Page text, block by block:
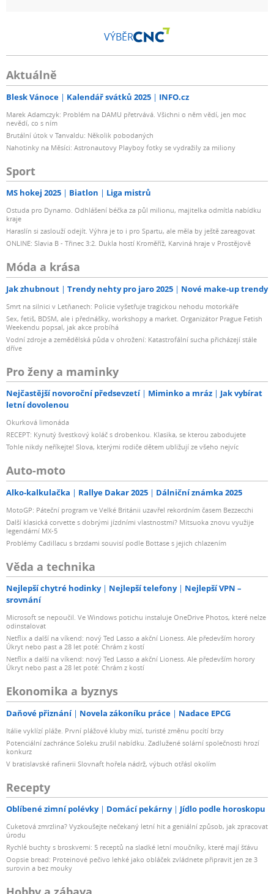
VÝBĚR
Aktuálně
Blesk Vánoce Kalendář svátků 2025 INFO.cz
Marek Adamczyk: Problém na DAMU přetrvává. Všichni o něm vědí, jen moc
nevědí, co s ním
Brutální útok v Tanvaldu: Několik pobodaných
Nahotinky na Měsíci: Astronautovy Playboy fotky se vydražily za miliony
Sport
MS hokej 2025 Biatlon Liga mistrů
Ostuda pro Dynamo. Odhlášení béčka za půl milionu, majitelka odmítla nabídku
kraje
Haraslín si zaslouží odejít. Výhra je to i pro Spartu, ale měla by ještě zareagovat
ONLINE: Slavia B - Třinec 3:2. Dukla hostí Kroměříž, Karviná hraje v Prostějově
Móda a krása
Jak zhubnout Trendy nehty pro jaro 2025 Nové make-up trendy
Smrt na silnici v Letňanech: Policie vyšetřuje tragickou nehodu motorkáře
Sex, fetiš, BDSM, ale i přednášky, workshopy a market. Organizátor Prague Fetish
Weekendu popsal, jak akce probíhá
Vodní zdroje a zemědělská půda v ohrožení: Katastrofální sucha přicházejí stále
dříve
Pro ženy a maminky
Nejčastější novoroční předsevzetí Miminko a mráz
Jak vybírat
letní dovolenou
Okurková limonáda
RECEPT: Kynutý švestkový koláč s drobenkou. Klasika, se kterou zabodujete
Tohle nikdy neříkejte! Slova, kterými rodiče dětem ubližují ze všeho nejvíc
Auto-moto
Alko-kalkulačka Rallye Dakar 2025 Dálniční známka 2025
MotoGP: Páteční program ve Velké Británii uzavřel rekordním časem Bezzecchi
Další klasická corvette s dobrými jízdními vlastnostmi? Mitsuoka znovu využije
legendární MX-5
Problémy Cadillacu s brzdami souvisí podle Bottase s jejich chlazením
Věda a technika
Nejlepší chytré hodinky Nejlepší telefony
Nejlepší VPN –
srovnání
Microsoft se nepoučil. Ve Windows potichu instaluje OneDrive Photos, které nelze
odinstalovat
Netflix a další na víkend: nový Ted Lasso a akční Lioness. Ale především horory
Úkryt nebo past a 28 let poté: Chrám z kostí
Netflix a další na víkend: nový Ted Lasso a akční Lioness. Ale především horory
Úkryt nebo past a 28 let poté: Chrám z kostí
Ekonomika a byznys
Daňové přiznání Novela zákoníku práce Nadace EPCG
Itálie vyklízí pláže. První plážové kluby mizí, turisté změnu pocítí brzy
Potenciální zachránce Soleku zrušil nabídku. Zadlužené solární společnosti hrozí
konkurz
V bratislavské rafinerii Slovnaft hořela nádrž, výbuch otřásl okolím
Recepty
Oblíbené zimní polévky Domácí pekárny Jídlo podle horoskopu
Cuketová zmrzlina? Vyzkoušejte nečekaný letní hit a geniální způsob, jak zpracovat
úrodu
Rychlé buchty s broskvemi: 5 receptů na sladké letní moučníky, které mají šťávu
Oopsie bread: Proteinové pečivo lehké jako obláček zvládnete připravit jen ze 3
surovin a bez mouky